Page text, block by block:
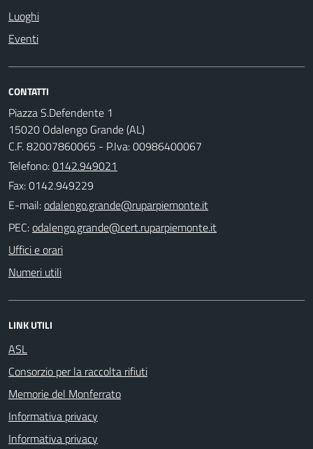
Luoghi
Eventi
CONTATTI
Piazza S.Defendente 1
15020 Odalengo Grande (AL)
C.F. 82007860065 - P.Iva: 00986400067
Telefono:0142.949021
Fax: 0142.949229
E-mail:
PEC:
Uffici e orari
Numeri utili
LINK UTILI
ASL
Consorzio per la raccolta rifiuti
Memorie del Monferrato
Informativa privacy
Informativa privacy